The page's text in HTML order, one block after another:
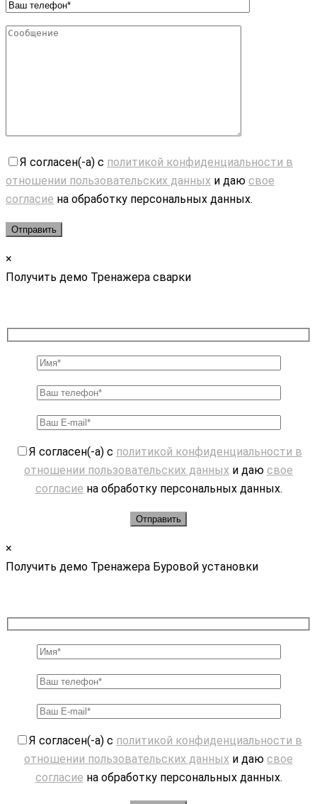
Я согласен(-а) с политикой конфиденциальности в
отношении пользовательских данных и даю свое
согласие на обработку персональных данных.
×
Получить демо Тренажера сварки
Я согласен(-а) с политикой конфиденциальности в
отношении пользовательских данных и даю свое
согласие на обработку персональных данных.
×
Получить демо Тренажера Буровой установки
Я согласен(-а) с политикой конфиденциальности в
отношении пользовательских данных и даю свое
согласие на обработку персональных данных.